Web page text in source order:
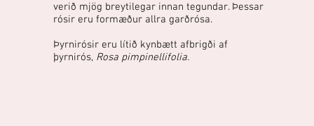
verið mjög breytilegar innan tegundar. Þessar
rósir eru formæður allra garðrósa.
Þyrnirósir eru lítið kynbætt afbrigði af
þyrnirós, Rosa pimpinellifolia.